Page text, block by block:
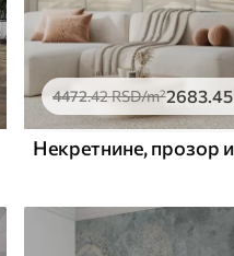
4472.42RSD/m²2683.45